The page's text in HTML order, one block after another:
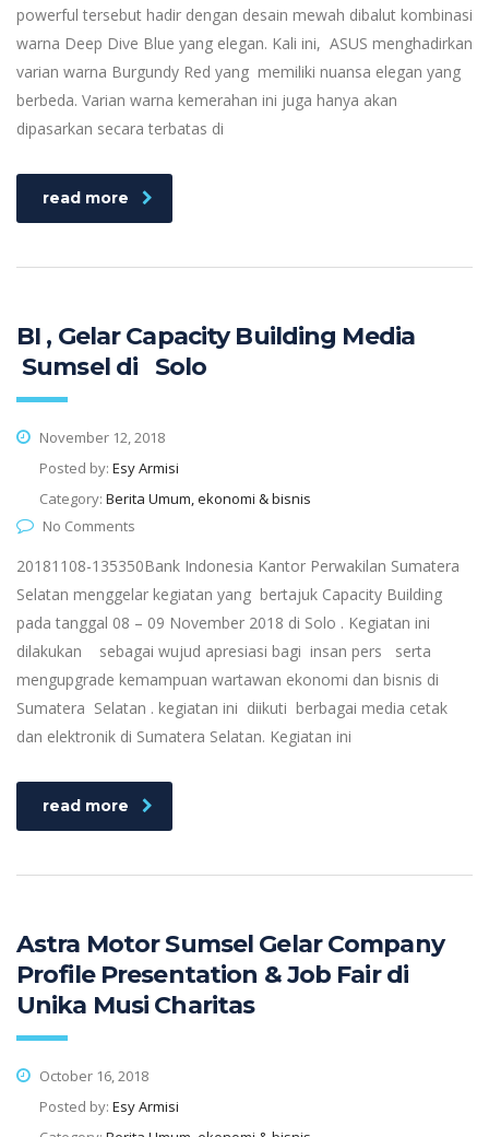
powerful tersebut hadir dengan desain mewah dibalut kombinasi
warna Deep Dive Blue yang elegan. Kali ini, ASUS menghadirkan
varian warna Burgundy Red yang memiliki nuansa elegan yang
berbeda. Varian warna kemerahan ini juga hanya akan
dipasarkan secara terbatas di
read more
BI , Gelar Capacity Building Media
Sumsel di Solo
November 12, 2018
Posted by: Esy Armisi
Category: Berita Umum, ekonomi & bisnis
No Comments
20181108-135350Bank Indonesia Kantor Perwakilan Sumatera
Selatan menggelar kegiatan yang bertajuk Capacity Building
pada tanggal 08 – 09 November 2018 di Solo . Kegiatan ini
dilakukan sebagai wujud apresiasi bagi insan pers serta
mengupgrade kemampuan wartawan ekonomi dan bisnis di
Sumatera Selatan . kegiatan ini diikuti berbagai media cetak
dan elektronik di Sumatera Selatan. Kegiatan ini
read more
Astra Motor Sumsel Gelar Company
Profile Presentation & Job Fair di
Unika Musi Charitas
October 16, 2018
Posted by: Esy Armisi